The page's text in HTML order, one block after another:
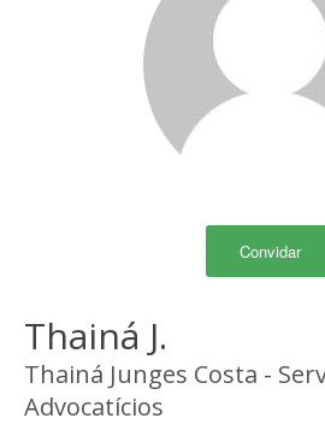
Convidar
Thainá J.
Thainá Junges Costa -
Advocatícios